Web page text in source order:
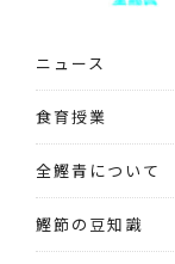
ニュース
食育授業
全鰹青について
鰹節の豆知識